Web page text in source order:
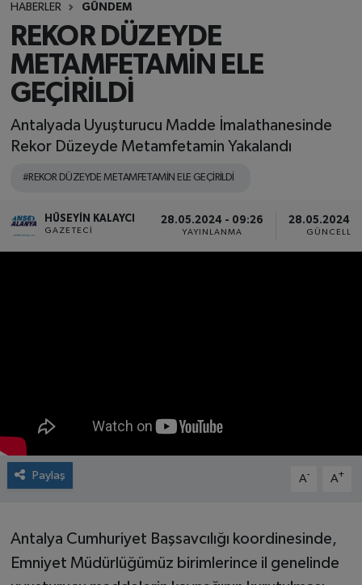
HABERLER GÜNDEM
REKOR DÜZEYDE
METAMFETAMİN ELE
GEÇİRİLDİ
Antalyada Uyuşturucu Madde İmalathanesinde
Rekor Düzeyde Metamfetamin Yakalandı
#REKOR DÜZEYDE METAMFETAMİN ELE GEÇİRİLDİ
HÜSEYIN KALAYCI
GAZETECI
28.05.2024 - 09:26
YAYINLANMA
28.05.2024 -
Paylaş A- A+
Antalya Cumhuriyet Başsavcılığı koordinesinde,
Emniyet Müdürlüğümüz birimlerince il genelinde